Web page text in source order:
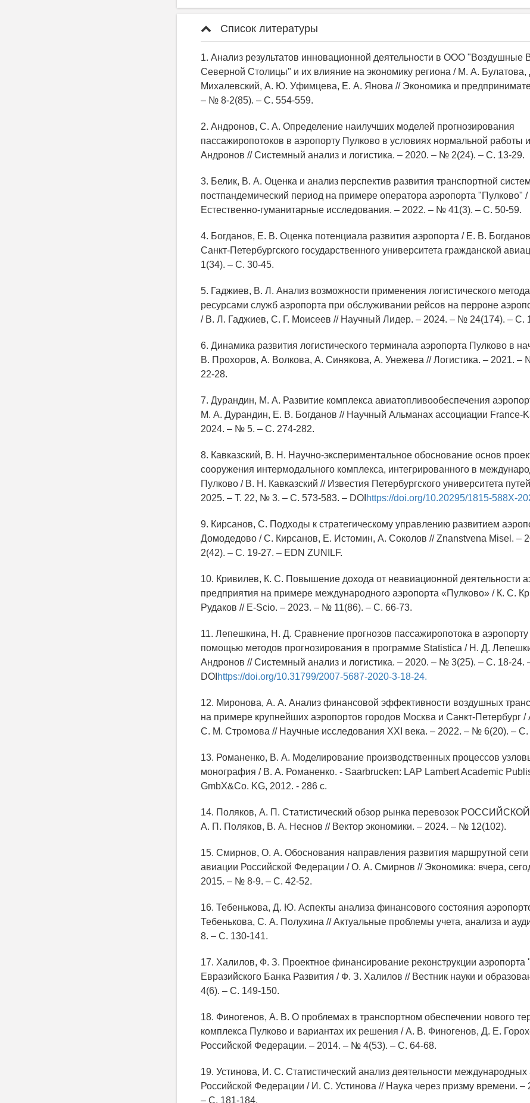
Список литературы
1. Анализ результатов инновационной деятельности в ООО "Воздушные
Северной Столицы" и их влияние на экономику региона / М. А. Булатова,
Михалевский, А. Ю. Уфимцева, Е. А. Янова // Экономика и
– № 8-2(85). – С. 554-559.
2. Андронов, С. А. Определение наилучших моделей прогнозирования
пассажиропотоков в аэропорту Пулково в условиях нормальной работы
Андронов // Системный анализ и логистика. – 2020. – № 2(24). – С. 13-29.
3. Белик, В. А. Оценка и анализ перспектив развития транспортной
постпандемический период на примере оператора аэропорта "Пулково"
Естественно-гуманитарные исследования. – 2022. – № 41(3). – С. 50-59.
4. Богданов, Е. В. Оценка потенциала развития аэропорта / Е. В.
Санкт-Петербургского государственного университета гражданской
1(34). – С. 30-45.
5. Гаджиев, В. Л. Анализ возможности применения логистического
ресурсами служб аэропорта при обслуживании рейсов на перроне
/ В. Л. Гаджиев, С. Г. Моисеев // Научный Лидер. – 2024. – № 24(174). – С.
6. Динамика развития логистического терминала аэропорта Пулково в
В. Прохоров, А. Волкова, А. Синякова, А. Унежева // Логистика. – 2021. –
22-28.
7. Дурандин, М. А. Развитие комплекса авиатопливообеспечения
М. А. Дурандин, Е. В. Богданов // Научный Альманах ассоциации France-
2024. – № 5. – С. 274-282.
8. Кавказский, В. Н. Научно-экспериментальное обоснование основ
сооружения интермодального комплекса, интегрированного в
Пулково / В. Н. Кавказский // Известия Петербургского университета
2025. – Т. 22, № 3. – С. 573-583. – DOI https://doi.org/10.20295/1815-588X-
9. Кирсанов, С. Подходы к стратегическому управлению развитием
Домодедово / С. Кирсанов, Е. Истомин, А. Соколов // Znanstvena Misel. –
2(42). – С. 19-27. – EDN ZUNILF.
10. Кривилев, К. С. Повышение дохода от неавиационной деятельности
предприятия на примере международного аэропорта «Пулково» / К. С.
Рудаков // E-Scio. – 2023. – № 11(86). – С. 66-73.
11. Лепешкина, Н. Д. Сравнение прогнозов пассажиропотока в
помощью методов прогнозирования в программе Statistica / Н. Д.
Андронов // Системный анализ и логистика. – 2020. – № 3(25). – С. 18-24.
DOI https://doi.org/10.31799/2007-5687-2020-3-18-24.
12. Миронова, А. А. Анализ финансовой эффективности воздушных
на примере крупнейших аэропортов городов Москва и Санкт-Петербург
С. М. Стромова // Научные исследования XXI века. – 2022. – № 6(20). – С.
13. Романенко, В. А. Моделирование производственных процессов
монография / В. А. Романенко. - Saarbrucken: LAP Lambert Academic
GmbX&Co. KG, 2012. - 286 с.
14. Поляков, А. П. Статистический обзор рынка перевозок
А. П. Поляков, В. А. Неснов // Вектор экономики. – 2024. – № 12(102).
15. Смирнов, О. А. Обоснования направления развития маршрутной сети
авиации Российской Федерации / О. А. Смирнов // Экономика: вчера,
2015. – № 8-9. – С. 42-52.
16. Тебенькова, Д. Ю. Аспекты анализа финансового состояния
Тебенькова, С. А. Полухина // Актуальные проблемы учета, анализа и
8. – С. 130-141.
17. Халилов, Ф. З. Проектное финансирование реконструкции аэропорта
Евразийского Банка Развития / Ф. З. Халилов // Вестник науки и
4(6). – С. 149-150.
18. Финогенов, А. В. О проблемах в транспортном обеспечении нового
комплекса Пулково и вариантах их решения / А. В. Финогенов, Д. Е.
Российской Федерации. – 2014. – № 4(53). – С. 64-68.
19. Устинова, И. С. Статистический анализ деятельности международных
Российской Федерации / И. С. Устинова // Наука через призму времени.
– С. 181-184.